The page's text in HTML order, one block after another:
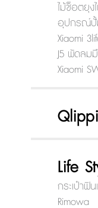
ไม้ช็อตยุง
อุปกรณ์ปั้
Xiaomi
J5 พัดลม
Xiaomi
Life
กระเป๋าฟิ
Rimowa